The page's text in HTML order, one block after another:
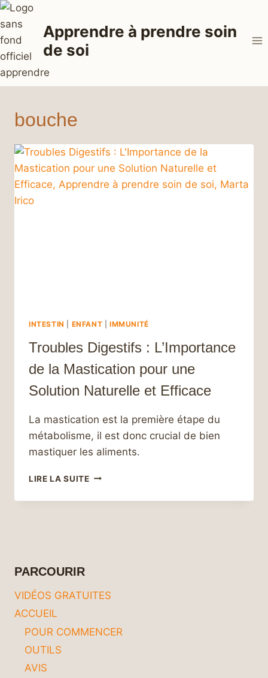
Aller
au
contenu
Apprendre à prendre soin
de soi
bouche
INTESTIN ENFANT IMMUNITÉ
Troubles Digestifs : L’Importance
de la Mastication pour une
Solution Naturelle et Efficace
La mastication est la première étape du
métabolisme, il est donc crucial de bien
mastiquer les aliments.
LIRE LA SUITETROUBLES
:
NATURELLE
EFFICACE
PARCOURIR
VIDÉOS GRATUITES
ACCUEIL
POUR COMMENCER
OUTILS
AVIS